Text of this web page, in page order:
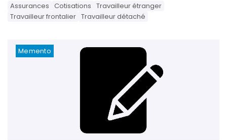
Assurances Cotisations Travailleur étranger
Travailleur frontalier Travailleur détaché
Memento